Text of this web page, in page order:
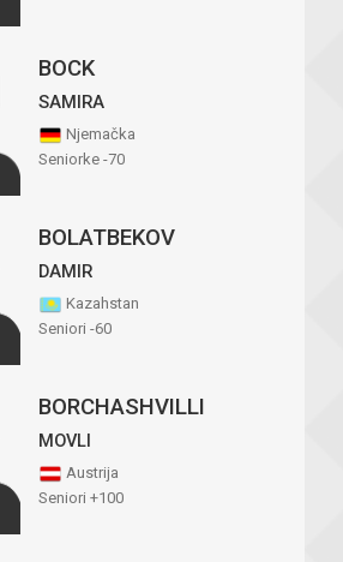
BOCK
SAMIRA
Njemačka
Seniorke -70
BOLATBEKOV
DAMIR
Kazahstan
Seniori -60
BORCHASHVILLI
MOVLI
Austrija
Seniori +100